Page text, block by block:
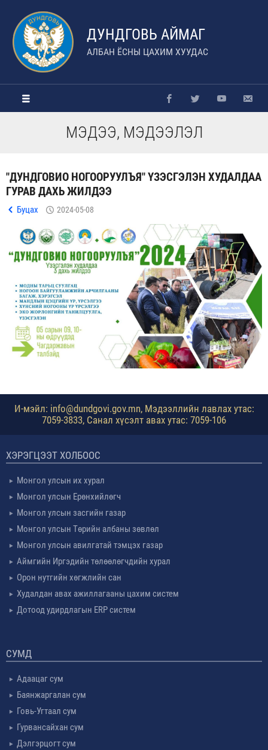
ДУНДГОВЬ АЙМАГ
АЛБАН ЁСНЫ ЦАХИМ ХУУДАС
МЭДЭЭ, МЭДЭЭЛЭЛ
"ДУНДГОВИО НОГООРУУЛЪЯ" ҮЗЭСГЭЛЭН ХУДАЛДАА
ГУРАВ ДАХЬ ЖИЛДЭЭ
Буцах 2024-05-08
И-мэйл: info@dundgovi.gov.mn, Мэдээллийн лавлах утас:
7059-3833, Санал хүсэлт авах утас: 7059-106
ХЭРЭГЦЭЭТ ХОЛБООС
Монгол улсын их хурал
Монгол улсын Ерөнхийлөгч
Монгол улсын засгийн газар
Монгол улсын Төрийн албаны зөвлөл
Монгол улсын авилгатай тэмцэх газар
Аймгийн Иргэдийн төлөөлөгчдийн хурал
Орон нутгийн хөгжлийн сан
Худалдан авах ажиллагааны цахим систем
Дотоод удирдлагын ERP систем
СУМД
Адаацаг сум
Баянжаргалан сум
Говь-Угтаал сум
Гурвансайхан сум
Дэлгэрцогт сум